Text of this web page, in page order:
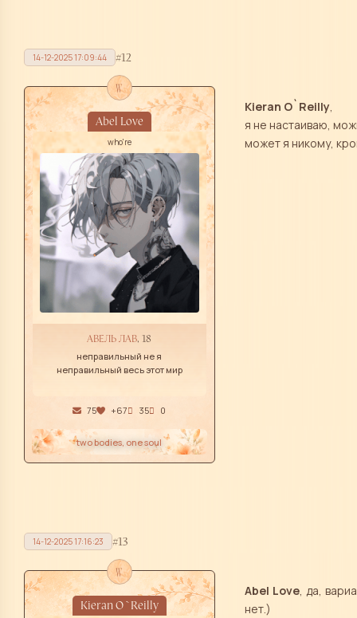
12
14-12-2025 17:09:44
w
Abel Love
who're
АВЕЛЬ ЛАВ, 18
неправильный не я
неправильный весь этот мир
75 +67 35 0
two bodies, one soul
Kieran O`Reilly,
я не настаиваю,
может я никому,
13
14-12-2025 17:16:23
w
Kieran O`Reilly
Abel Love, да,
нет.)